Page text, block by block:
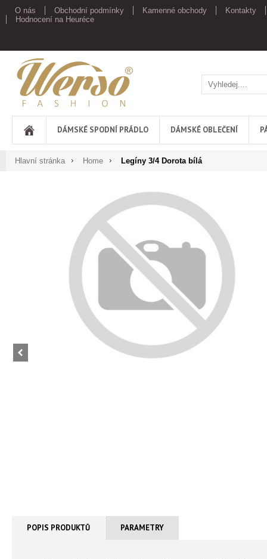
O nás Obchodní podmínky Kamenné obchody
Kontakty
Hodnocení na Heuréce
Werso
DÁMSKÉ SPODNÍ PRÁDLO DÁMSKÉ OBLEČENÍ
Hlavní stránka Home Legíny 3/4 Dorota bílá
POPIS PRODUKTŮ PARAMETRY